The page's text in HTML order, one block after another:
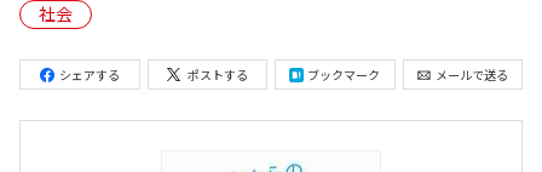
社会
シェアする ポストする ブックマーク メールで送る